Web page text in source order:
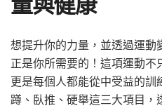
想提升你的力量，並透過運
正是你所需要的！這項運動不
更是每個人都能從中受益的
蹲、臥推、硬舉這三大項目